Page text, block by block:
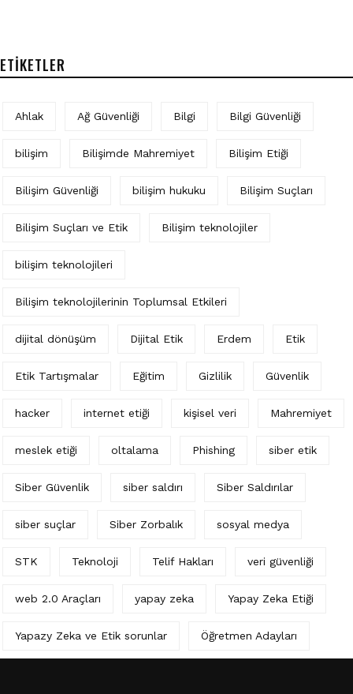
ETIKETLER
Ahlak Ağ Güvenliği Bilgi Bilgi Güvenliği
bilişim Bilişimde Mahremiyet Bilişim Etiği
Bilişim Güvenliği bilişim hukuku Bilişim Suçları
Bilişim Suçları ve Etik Bilişim teknolojiler
bilişim teknolojileri
Bilişim teknolojilerinin Toplumsal Etkileri
dijital dönüşüm Dijital Etik Erdem Etik
Etik Tartışmalar Eğitim Gizlilik Güvenlik
hacker internet etiği kişisel veri Mahremiyet
meslek etiği oltalama Phishing siber etik
Siber Güvenlik siber saldırı Siber Saldırılar
siber suçlar Siber Zorbalık sosyal medya
STK Teknoloji Telif Hakları veri güvenliği
web 2.0 Araçları yapay zeka Yapay Zeka Etiği
Yapazy Zeka ve Etik sorunlar Öğretmen Adayları